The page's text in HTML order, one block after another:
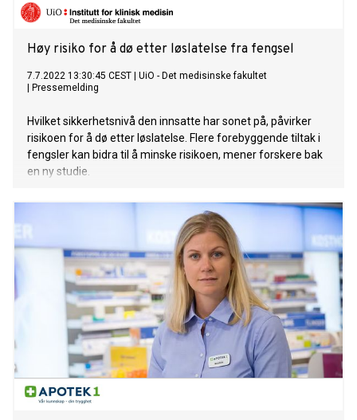
Høy risiko for å dø etter løslatelse fra fengsel
7.7.2022 13:30:45 CEST
UiO - Det medisinske fakultet
Pressemelding
Hvilket sikkerhetsnivå den innsatte har sonet på, påvirker
risikoen for å dø etter løslatelse. Flere forebyggende tiltak i
fengsler kan bidra til å minske risikoen, mener forskere bak
en ny studie.